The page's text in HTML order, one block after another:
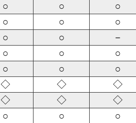
○ ○ ○
○ ○ ○
○ ○ －
○ ○ ○
○ ○ ○
◇ ◇ ◇
◇ ◇ ◇
○ ○ ○